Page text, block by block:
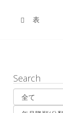
表
Search